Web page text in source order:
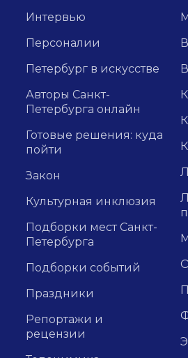
Интервью
Персоналии
Петербург в искусстве
Авторы Санкт-
Петербурга онлайн
Готовые решения: куда
пойти
Закон
Культурная инклюзия
Подборки мест Санкт-
Петербурга
Подборки событий
Праздники
Репортажи и
рецензии